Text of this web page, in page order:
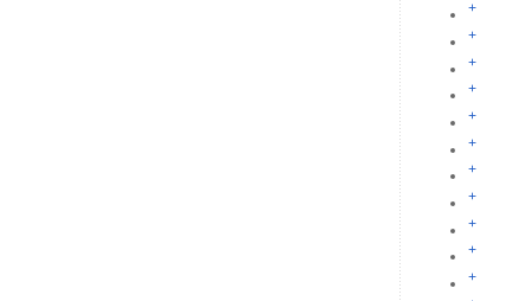
+
+
+
+
+
+
+
+
+
+
+